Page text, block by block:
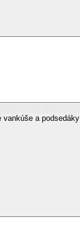
vankúše a podsedáky